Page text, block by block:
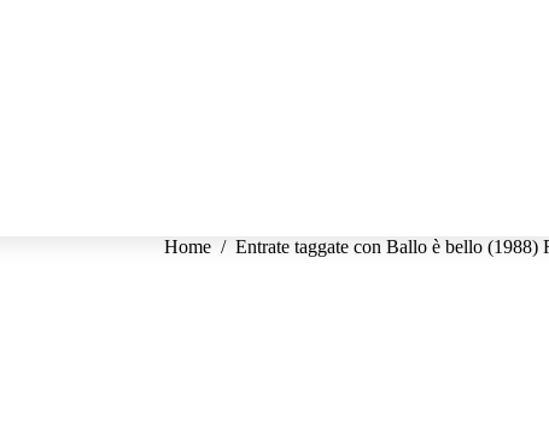
Tu sei qui:
Home Entrate taggate con Ballo è bello (1988)